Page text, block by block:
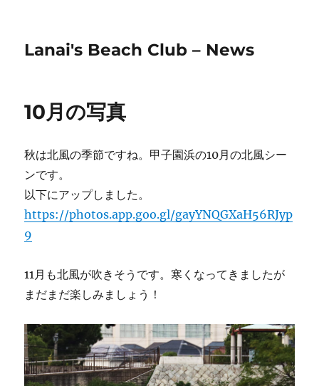
Lanai's Beach Club – News
10月の写真
秋は北風の季節ですね。甲子園浜の10月の北風シー
ンです。
以下にアップしました。
https://photos.app.goo.gl/gayYNQGXaH56RJyp
9
11月も北風が吹きそうです。寒くなってきましたが
まだまだ楽しみましょう！